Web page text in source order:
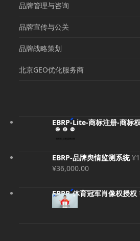
品牌管理与咨询
品牌宣传与公关
品牌战略策划
北京GEO优化服务商
EBRP-Lite-商标注册-商标
EBRP-品牌舆情监测系统 ¥
¥36,000.00价
范
围：
EBRP-体育冠军肖像权授权